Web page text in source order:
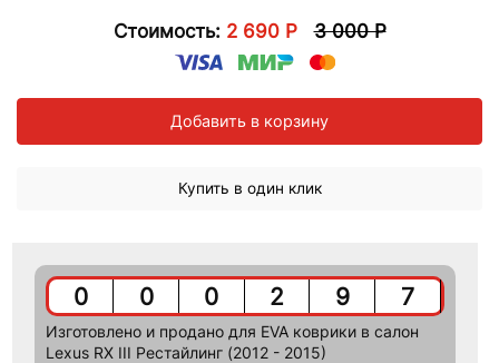
Стоимость: 2 690 Р 3 000 Р
Добавить в корзину
Купить в один клик
0 0 0 2 9 7
Изготовлено и продано для EVA коврики в салон
Lexus RX III Рестайлинг (2012 - 2015)